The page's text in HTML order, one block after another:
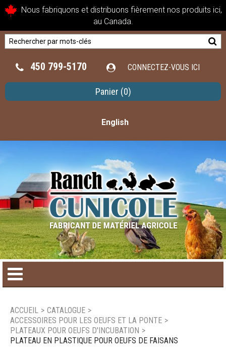
Nous fabriquons et distribuons fièrement nos produits ici,
au Canada.
450 799-5170 CONNECTEZ-VOUS ICI
Panier (0)
English
Catalogue de produit
ACCUEIL > CATALOGUE >
ACCESSOIRES POUR LES OEUFS ET LA PONTE >
PLATEAUX POUR OEUFS D'INCUBATION >
PLATEAU EN PLASTIQUE POUR OEUFS DE FAISANS